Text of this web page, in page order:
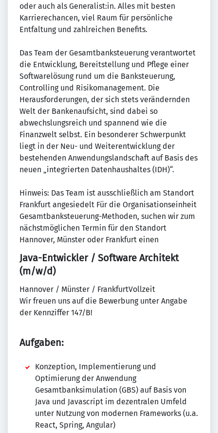
oder auch als Generalist:in. Alles mit besten
Karrierechancen, viel Raum für persönliche
Entfaltung und zahlreichen Benefits.
Das Team der Gesamtbanksteuerung verantwortet
die Entwicklung, Bereitstellung und Pflege einer
Softwarelösung rund um die Banksteuerung,
Controlling und Risikomanagement. Die
Herausforderungen, der sich stets verändernden
Welt der Bankenaufsicht, sind dabei so
abwechslungsreich und spannend wie die
Finanzwelt selbst. Ein besonderer Schwerpunkt
liegt in der Neu- und Weiterentwicklung der
bestehenden Anwendungslandschaft auf Basis des
neuen „integrierten Datenhaushaltes (IDH)“.
Hinweis: Das Team ist ausschließlich am Standort
Frankfurt angesiedelt Für die Organisationseinheit
Gesamtbanksteuerung-Methoden, suchen wir zum
nächstmöglichen Termin für den Standort
Hannover, Münster oder Frankfurt einen
Java-Entwickler / Software Architekt
(m/w/d)
Hannover / Münster / FrankfurtVollzeit
Wir freuen uns auf die Bewerbung unter Angabe
der Kennziffer 147/B!
Aufgaben:
Konzeption, Implementierung und
Optimierung der Anwendung
Gesamtbanksimulation (GBS) auf Basis von
Java und Javascript im dezentralen Umfeld
unter Nutzung von modernen Frameworks (u.a.
React, Spring, Angular)